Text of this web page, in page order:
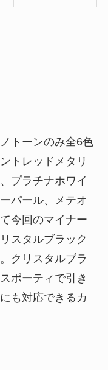
トーンのみ全6色
トレッドメタリ
プラチナホワイ
パール、メテオ
今回のマイナー
スタルブラック
クリスタルブラ
ポーティで引き
も対応できるカ